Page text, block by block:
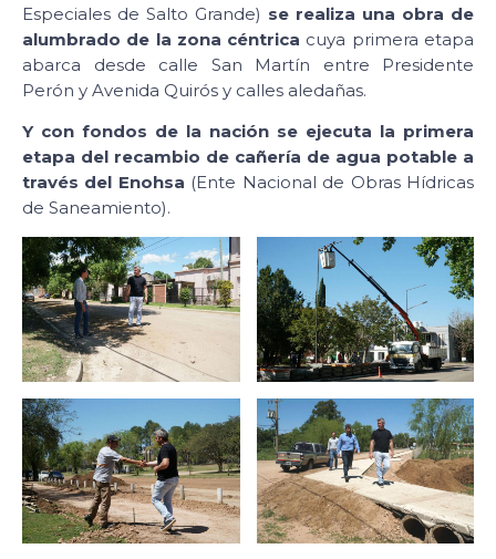
Especiales de Salto Grande) se realiza una obra de
alumbrado de la zona céntrica cuya primera etapa
abarca desde calle San Martín entre Presidente
Perón y Avenida Quirós y calles aledañas.
Y con fondos de la nación se ejecuta la primera
etapa del recambio de cañería de agua potable a
través del Enohsa (Ente Nacional de Obras Hídricas
de Saneamiento).